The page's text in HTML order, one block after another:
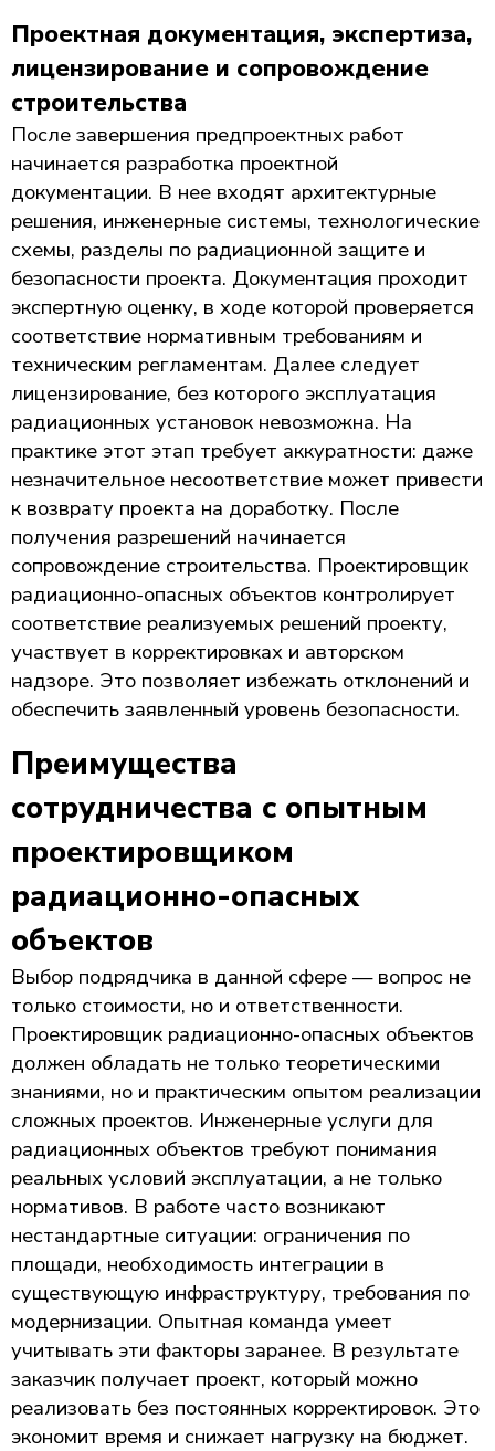
Проектная документация, экспертиза,
лицензирование и сопровождение
строительства
После завершения предпроектных работ
начинается разработка проектной
документации. В нее входят архитектурные
решения, инженерные системы, технологические
схемы, разделы по радиационной защите и
безопасности проекта. Документация проходит
экспертную оценку, в ходе которой проверяется
соответствие нормативным требованиям и
техническим регламентам. Далее следует
лицензирование, без которого эксплуатация
радиационных установок невозможна. На
практике этот этап требует аккуратности: даже
незначительное несоответствие может привести
к возврату проекта на доработку. После
получения разрешений начинается
сопровождение строительства. Проектировщик
радиационно-опасных объектов контролирует
соответствие реализуемых решений проекту,
участвует в корректировках и авторском
надзоре. Это позволяет избежать отклонений и
обеспечить заявленный уровень безопасности.
Преимущества
сотрудничества с опытным
проектировщиком
радиационно-опасных
объектов
Выбор подрядчика в данной сфере — вопрос не
только стоимости, но и ответственности.
Проектировщик радиационно-опасных объектов
должен обладать не только теоретическими
знаниями, но и практическим опытом реализации
сложных проектов. Инженерные услуги для
радиационных объектов требуют понимания
реальных условий эксплуатации, а не только
нормативов. В работе часто возникают
нестандартные ситуации: ограничения по
площади, необходимость интеграции в
существующую инфраструктуру, требования по
модернизации. Опытная команда умеет
учитывать эти факторы заранее. В результате
заказчик получает проект, который можно
реализовать без постоянных корректировок. Это
экономит время и снижает нагрузку на бюджет.